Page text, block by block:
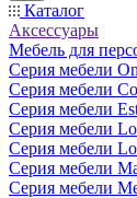
Каталог
Аксессуары
Мебель для
Серия мебели
Серия мебели
Серия мебели
Серия мебели
Серия мебели
Серия мебели
Серия мебели